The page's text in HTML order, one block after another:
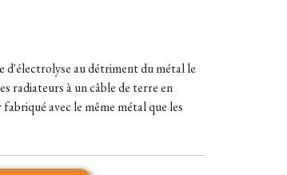
d'électrolyse au détriment du métal le
radiateurs à un câble de terre en
avec le même métal que les